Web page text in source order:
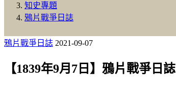
知史專題
鴉片戰爭日誌
鴉片戰爭日誌 2021-09-07
【1839年9月7日】鴉片戰爭日誌